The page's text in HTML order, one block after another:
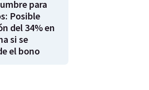
para
Posible
del 34% en
si se
el bono